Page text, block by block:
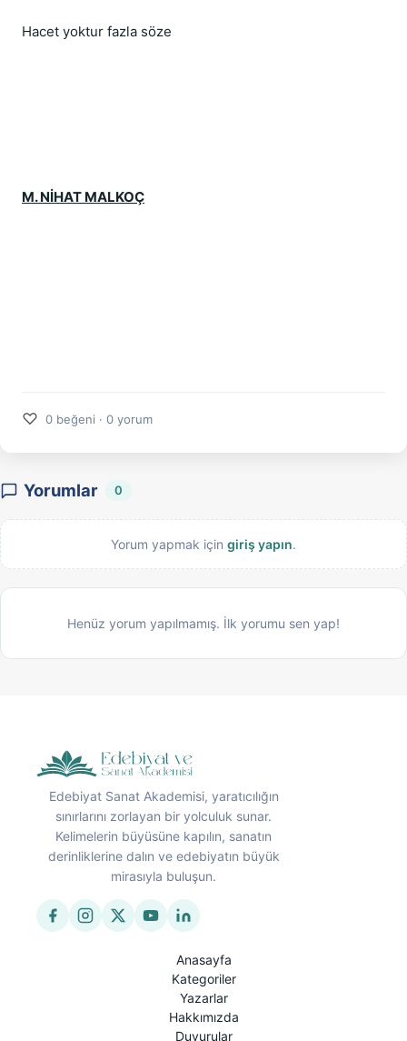
Hacet yoktur fazla söze
M. NİHAT MALKOÇ
♡ 0 beğeni · 0 yorum
Yorumlar 0
Yorum yapmak için giriş yapın.
Henüz yorum yapılmamış. İlk yorumu sen yap!
Edebiyat Sanat Akademisi, yaratıcılığın
sınırlarını zorlayan bir yolculuk sunar.
Kelimelerin büyüsüne kapılın, sanatın
derinliklerine dalın ve edebiyatın büyük
mirasıyla buluşun.
Anasayfa
Kategoriler
Yazarlar
Hakkımızda
Duyurular